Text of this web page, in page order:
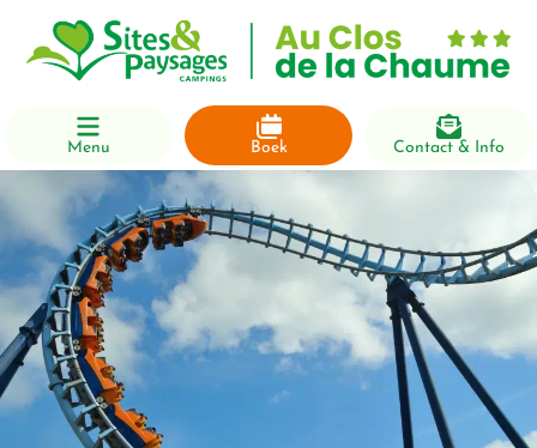
Contact & Info
Boek
Menu